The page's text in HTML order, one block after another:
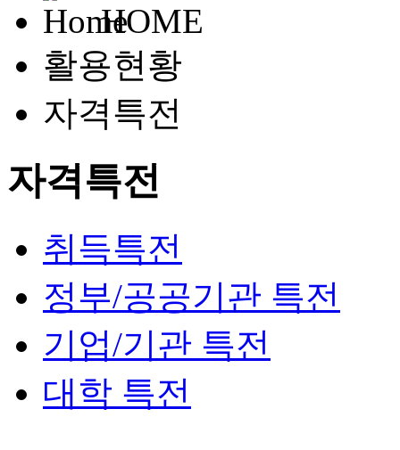
HOME
활용현황
자격특전
자격특전
취득특전
정부/공공기관 특전
기업/기관 특전
대학 특전